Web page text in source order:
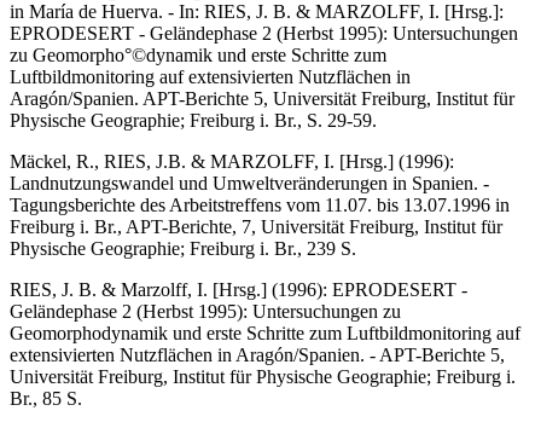
in María de Huerva. - In: RIES, J. B. & MARZOLFF, I. [Hrsg.]:
EPRODESERT - Geländephase 2 (Herbst 1995): Untersuchungen
zu Geomorpho°©dynamik und erste Schritte zum
Luftbildmonitoring auf extensivierten Nutzflächen in
Aragón/Spanien. APT-Berichte 5, Universität Freiburg, Institut für
Physische Geographie; Freiburg i. Br., S. 29-59.
Mäckel, R., RIES, J.B. & MARZOLFF, I. [Hrsg.] (1996):
Landnutzungswandel und Umweltveränderungen in Spanien. -
Tagungsberichte des Arbeitstreffens vom 11.07. bis 13.07.1996 in
Freiburg i. Br., APT-Berichte, 7, Universität Freiburg, Institut für
Physische Geographie; Freiburg i. Br., 239 S.
RIES, J. B. & Marzolff, I. [Hrsg.] (1996): EPRODESERT -
Geländephase 2 (Herbst 1995): Untersuchungen zu
Geomorphodynamik und erste Schritte zum Luftbildmonitoring auf
extensivierten Nutzflächen in Aragón/Spanien. - APT-Berichte 5,
Universität Freiburg, Institut für Physische Geographie; Freiburg i.
Br., 85 S.